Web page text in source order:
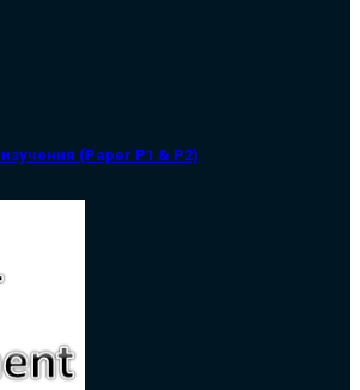
(Paper P1 & P2)